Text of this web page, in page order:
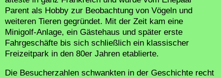
Parent als Hobby zur Beobachtung von Vögeln und
weiteren Tieren gegründet. Mit der Zeit kam eine
Minigolf-Anlage, ein Gästehaus und später erste
Fahrgeschäfte bis sich schließlich ein klassischer
Freizeitpark in den 80er Jahren etablierte.
Die Besucherzahlen schwankten in der Geschichte recht